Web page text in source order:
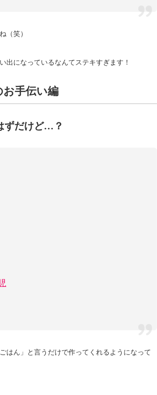
（笑）
出になっているなんてステキすぎます！
手伝い編
ずだけど…？
はん」と言うだけで作ってくれるようになって